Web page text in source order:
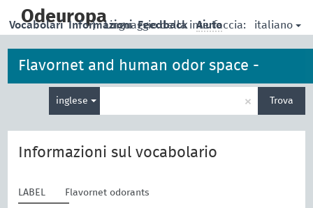
main
Odeuropa
| Linguaggio della interfaccia: italiano
Vocabolari Informazioni Feedback Aiuto
Flavornet and human odor space -
odorants
inglese
per
la
× Trova
Informazioni sul vocabolario
LABEL Flavornet odorants